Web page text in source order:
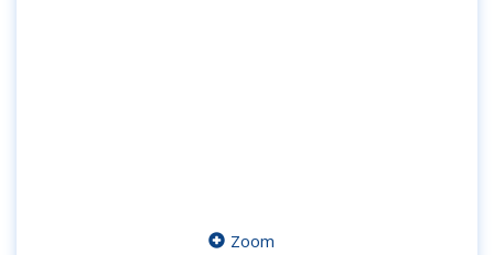
Zoom